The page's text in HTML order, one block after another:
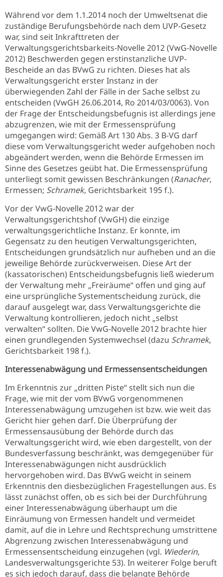
Während vor dem 1.1.2014 noch der Umweltsenat die
zuständige Berufungsbehörde nach dem UVP-Gesetz
war, sind seit Inkrafttreten der
Verwaltungsgerichtsbarkeits-Novelle 2012 (VwG-Novelle
2012) Beschwerden gegen erstinstanzliche UVP-
Bescheide an das BVwG zu richten. Dieses hat als
Verwaltungsgericht erster Instanz in der
überwiegenden Zahl der Fälle in der Sache selbst zu
entscheiden (VwGH 26.06.2014, Ro 2014/03/0063). Von
der Frage der Entscheidungsbefugnis ist allerdings jene
abzugrenzen, wie mit der Ermessensprüfung
umgegangen wird: Gemäß Art 130 Abs. 3 B-VG darf
diese vom Verwaltungsgericht weder aufgehoben noch
abgeändert werden, wenn die Behörde Ermessen im
Sinne des Gesetzes geübt hat. Die Ermessensprüfung
unterliegt somit gewissen Beschränkungen (Ranacher,
Ermessen; Schramek, Gerichtsbarkeit 195 f.).
Vor der VwG-Novelle 2012 war der
Verwaltungsgerichtshof (VwGH) die einzige
verwaltungsgerichtliche Instanz. Er konnte, im
Gegensatz zu den heutigen Verwaltungsgerichten,
Entscheidungen grundsätzlich nur aufheben und an die
jeweilige Behörde zurückverweisen. Diese Art der
(kassatorischen) Entscheidungsbefugnis ließ wiederum
der Verwaltung mehr „Freiräume“ offen und ging auf
eine ursprüngliche Systementscheidung zurück, die
darauf ausgelegt war, dass Verwaltungsgerichte die
Verwaltung kontrollieren, jedoch nicht „selbst
verwalten“ sollten. Die VwG-Novelle 2012 brachte hier
einen grundlegenden Systemwechsel (dazu Schramek,
Gerichtsbarkeit 198 f.).
Interessenabwägung und Ermessensentscheidungen
Im Erkenntnis zur „dritten Piste“ stellt sich nun die
Frage, wie mit der vom BVwG vorgenommenen
Interessenabwägung umzugehen ist bzw. wie weit das
Gericht hier gehen darf. Die Überprüfung der
Ermessensausübung der Behörde durch das
Verwaltungsgericht wird, wie eben dargestellt, von der
Bundesverfassung beschränkt, was demgegenüber für
Interessenabwägungen nicht ausdrücklich
hervorgehoben wird. Das BVwG weicht in seinem
Erkenntnis den diesbezüglichen Fragestellungen aus. Es
lässt zunächst offen, ob es sich bei der Durchführung
einer Interessenabwägung überhaupt um die
Einräumung von Ermessen handelt und vermeidet
damit, auf die in Lehre und Rechtsprechung umstrittene
Abgrenzung zwischen Interessenabwägung und
Ermessensentscheidung einzugehen (vgl. Wiederin,
Landesverwaltungsgerichte 53). In weiterer Folge beruft
es sich jedoch darauf, dass die belangte Behörde